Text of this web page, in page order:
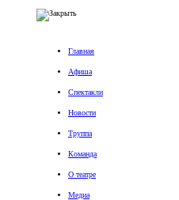
Главная
Афиша
Спектакли
Новости
Труппа
Команда
О театре
Медиа